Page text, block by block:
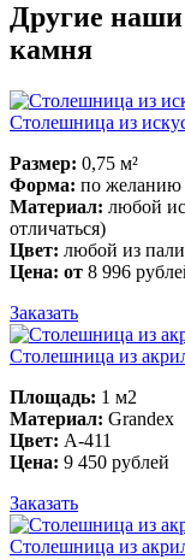
Другие наши
камня
Столешница из
Размер: 0,75 м²
Форма: по желанию
Материал: любой
отличаться)
Цвет: любой из
Цена: от 8 996
Заказать
Столешница из
Площадь: 1 м2
Материал: Grandex
Цвет: A-411
Цена: 9 450 рублей
Заказать
Столешница из